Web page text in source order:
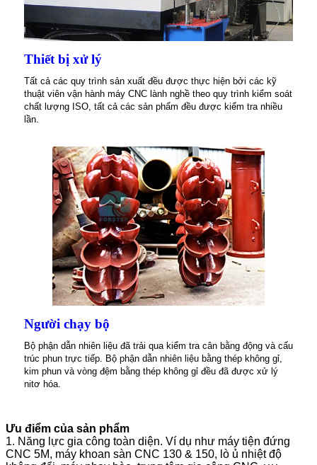
Thiết bị xử lý
Tất cả các quy trình sản xuất đều được thực hiện bởi các kỹ
thuật viên vận hành máy CNC lành nghề theo quy trình kiểm soát
chất lượng ISO, tất cả các sản phẩm đều được kiểm tra nhiều
lần.
Người chạy bộ
Bộ phận dẫn nhiên liệu đã trải qua kiểm tra cân bằng động và cấu
trúc phun trực tiếp. Bộ phận dẫn nhiên liệu bằng thép không gỉ,
kim phun và vòng đệm bằng thép không gỉ đều đã được xử lý
nitơ hóa.
Ưu điểm của sản phẩm
1. Năng lực gia công toàn diện. Ví dụ như máy tiện đứng
CNC 5M, máy khoan sàn CNC 130 & 150, lò ủ nhiệt độ